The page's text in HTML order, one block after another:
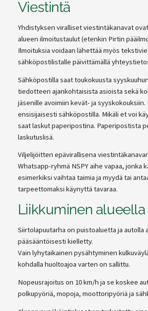
Viestintä
Yhdistyksen viralliset viestintäkanavat
alueen ilmoitustaulut (etenkin Pirtin
Ilmoituksia voidaan lähettää myös
sähköpostilistalle päivittämällä
Sähköpostilla saat toukokuusta
tiedotteen ajankohtaisista asioista sekä
jäsenille avoimiin kevät- ja
ensisijaisesti sähköpostilla. Mikäli et voi
saat laskut paperipostina. Paperipostista
laskutuslisä.
Viljelijöitten epävirallisena
Whatsapp-ryhmä NSPY aihe vapaa, jonka
esimerkiksi vaihtaa taimia ja myydä tai
tarpeettomaksi käynyttä tavaraa.
Liikkuminen alueella
Siirtolapuutarha on puistoaluetta ja autolla
pääsääntöisesti kielletty.
Vain lyhytaikainen pysähtyminen
kohdalla huoltoajoa varten on sallittu.
Nopeusrajoitus on 10 km/h ja se koskee
polkupyöriä, mopoja, moottoripyöriä ja